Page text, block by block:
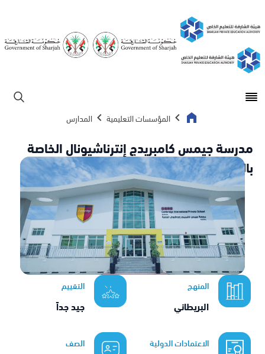
Open main menu
المؤسسات التعليمية المدارس
المنهج
البريطاني
التقييم
جيد جداً
الاعتمادات الدولية الصف
مدرسة جيمس كامبريدج إنترناشيونال الخاصة
بالشارقة